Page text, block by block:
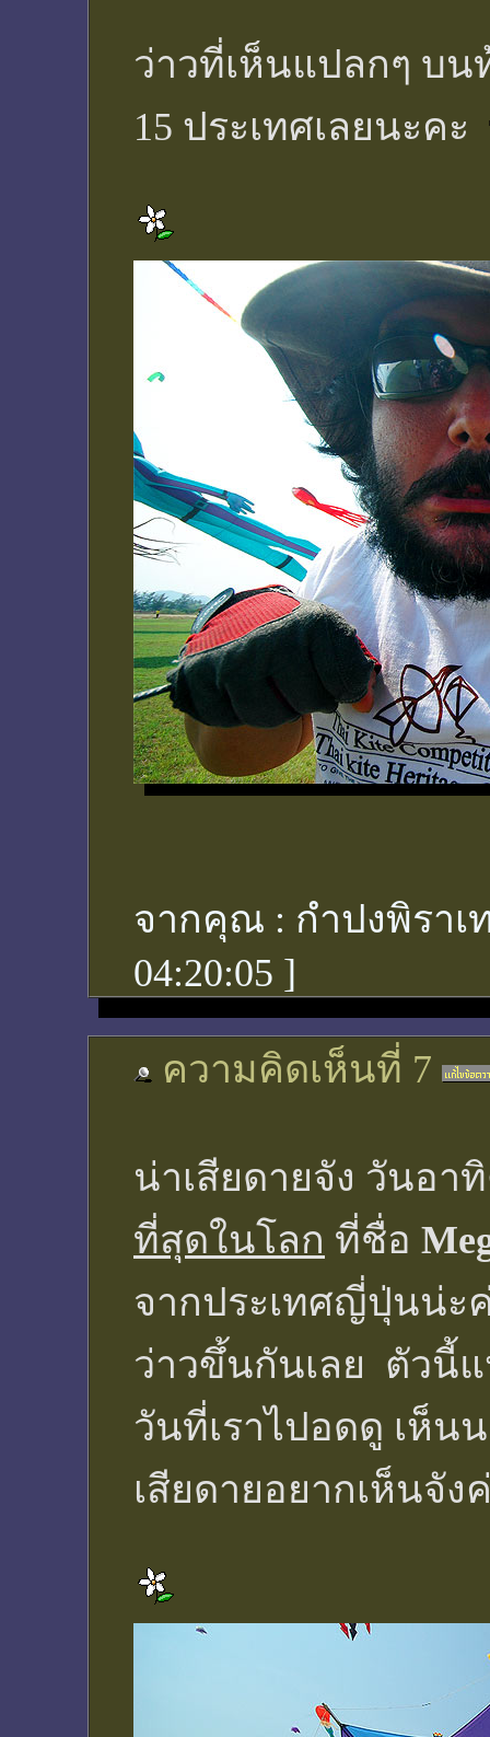
ว่าวที่เห็นแปลกๆ บ
15 ประเทศเลยนะคะ
จากคุณ : กำปงพิราเ
04:20:05 ]
ความคิดเห็นที่ 7
น่าเสียดายจัง วันอา
ที่สุดในโลก ที่ชื่อ
จากประเทศญี่ปุ่นน่ะ
ว่าวขึ้นกันเลย ตัวนี้
วันที่เราไปอดดู เห็น
เสียดายอยากเห็นจัง